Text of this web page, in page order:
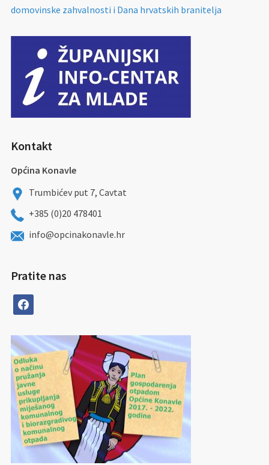
domovinske zahvalnosti i Dana hrvatskih branitelja
Kontakt
Općina Konavle
Trumbićev put 7, Cavtat
+385 (0)20 478401
info@opcinakonavle.hr
Pratite nas
facebook